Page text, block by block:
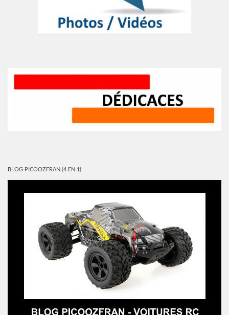
BLOG PICOOZFRAN (4 EN 1)